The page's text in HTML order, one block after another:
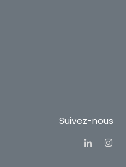
Suivez-nous